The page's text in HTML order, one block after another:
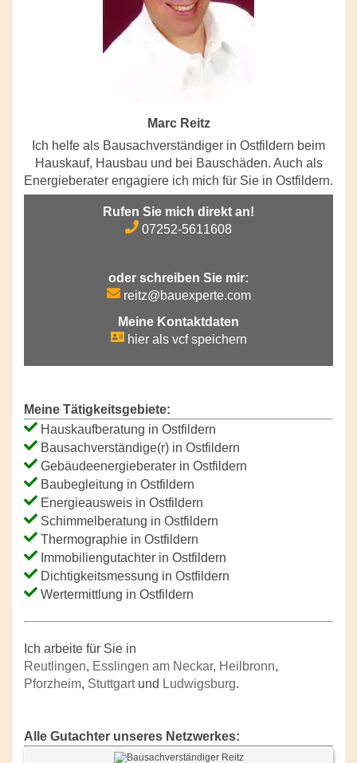
Marc Reitz
Ich helfe als Bausachverständiger in Ostfildern beim
Hauskauf, Hausbau und bei Bauschäden. Auch als
Energieberater engagiere ich mich für Sie in Ostfildern.
Rufen Sie mich direkt an!
07252-5611608
oder schreiben Sie mir:
reitz@bauexperte.com
Meine Kontaktdaten
hier als vcf speichern
Meine Tätigkeitsgebiete:
Hauskaufberatung in Ostfildern
Bausachverständige(r) in Ostfildern
Gebäudeenergieberater in Ostfildern
Baubegleitung in Ostfildern
Energieausweis in Ostfildern
Schimmelberatung in Ostfildern
Thermographie in Ostfildern
Immobiliengutachter in Ostfildern
Dichtigkeitsmessung in Ostfildern
Wertermittlung in Ostfildern
Ich arbeite für Sie in
Reutlingen, Esslingen am Neckar, Heilbronn,
Pforzheim, Stuttgartund Ludwigsburg.
Alle Gutachter unseres Netzwerkes: